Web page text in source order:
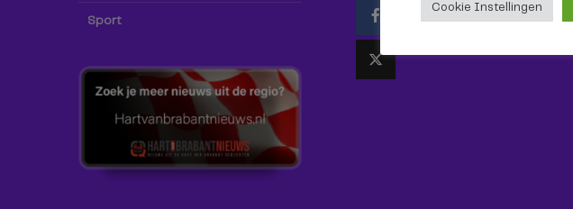
Sport
Cookie Instellingen